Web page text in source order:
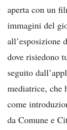
aperta con un
immagini del
all’esposizione
dove risiedono
seguito
mediatrice, che
come
da Comune e